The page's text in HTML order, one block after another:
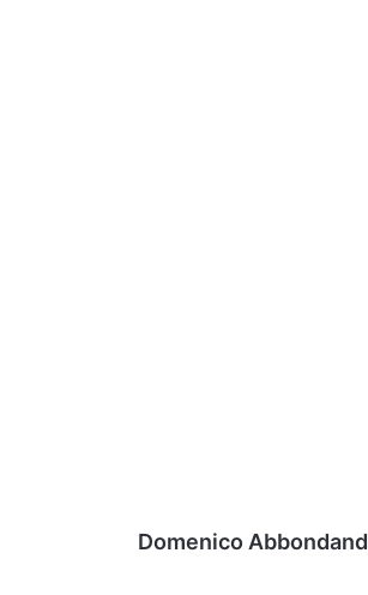
Domenico